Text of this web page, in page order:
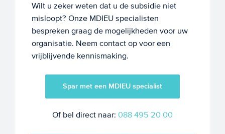
Wilt u zeker weten dat u de subsidie niet
misloopt? Onze MDIEU specialisten
bespreken graag de mogelijkheden voor uw
organisatie. Neem contact op voor een
vrijblijvende kennismaking.
Spar met een MDIEU specialist
Of bel direct naar: 088 495 20 00